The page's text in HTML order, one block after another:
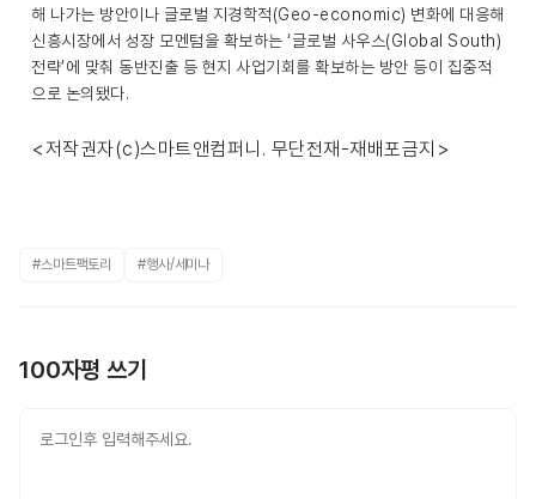
해 나가는 방안이나 글로벌 지경학적(Geo-economic) 변화에 대응해
신흥시장에서 성장 모멘텀을 확보하는 ‘글로벌 사우스(Global South)
전략’에 맞춰 동반진출 등 현지 사업기회를 확보하는 방안 등이 집중적
으로 논의됐다.
<저작권자(c)스마트앤컴퍼니. 무단전재-재배포금지>
#스마트팩토리 #행사/세미나
100자평 쓰기